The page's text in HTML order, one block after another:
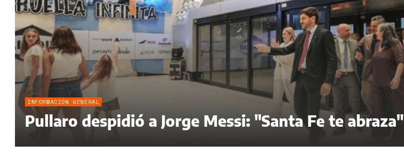
INFORMACIÓN GENERAL
Pullaro despidió a Jorge Messi: "Santa Fe te abraza"